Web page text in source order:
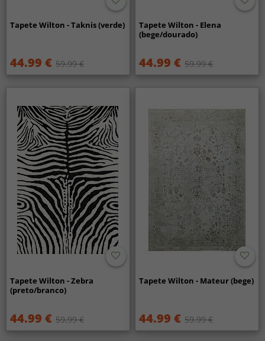
Tapete Wilton - Taknis (verde)
44.99 € 59.99 €
Tapete Wilton - Elena
(bege/dourado)
44.99 € 59.99 €
Tapete Wilton - Zebra
(preto/branco)
44.99 € 59.99 €
Tapete Wilton - Mateur (bege)
44.99 € 59.99 €